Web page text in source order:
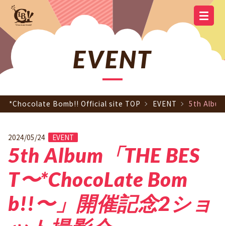
OFFICIAL SITE TOP
SCHEDULE DISCOGRAPHY
GOODS
YOUTUBE OFFICIAL LINE
OFFICIAL
EVENT
*Chocolate Bomb!! Official site TOP EVENT 5th
2024/05/24 EVENT
5th Album「THE BES
T〜*ChocoLate Bom
b!!〜」開催記念2ショ